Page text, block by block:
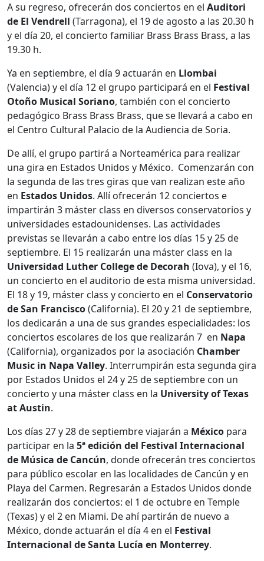
A su regreso, ofrecerán dos conciertos en el Auditori
de El Vendrell (Tarragona), el 19 de agosto a las 20.30 h
y el día 20, el concierto familiar Brass Brass Brass, a las
19.30 h.
Ya en septiembre, el día 9 actuarán en Llombai
(Valencia) y el día 12 el grupo participará en el Festival
Otoño Musical Soriano, también con el concierto
pedagógico Brass Brass Brass, que se llevará a cabo en
el Centro Cultural Palacio de la Audiencia de Soria.
De allí, el grupo partirá a Norteamérica para realizar
una gira en Estados Unidos y México. Comenzarán con
la segunda de las tres giras que van realizan este año
en Estados Unidos. Allí ofrecerán 12 conciertos e
impartirán 3 máster class en diversos conservatorios y
universidades estadounidenses. Las actividades
previstas se llevarán a cabo entre los días 15 y 25 de
septiembre. El 15 realizarán una máster class en la
Universidad Luther College de Decorah (Iova), y el 16,
un concierto en el auditorio de esta misma universidad.
El 18 y 19, máster class y concierto en el Conservatorio
de San Francisco(California). El 20 y 21 de septiembre,
los dedicarán a una de sus grandes especialidades: los
conciertos escolares de los que realizarán 7 en Napa
(California), organizados por la asociación Chamber
Music in Napa Valley. Interrumpirán esta segunda gira
por Estados Unidos el 24 y 25 de septiembre con un
concierto y una máster class en la University of Texas
at Austin.
Los días 27 y 28 de septiembre viajarán a México para
participar en la 5ª edición del Festival Internacional
de Música de Cancún, donde ofrecerán tres conciertos
para público escolar en las localidades de Cancún y en
Playa del Carmen. Regresarán a Estados Unidos donde
realizarán dos conciertos: el 1 de octubre en Temple
(Texas) y el 2 en Miami. De ahí partirán de nuevo a
México, donde actuarán el día 4 en el Festival
Internacional de Santa Lucía en Monterrey.